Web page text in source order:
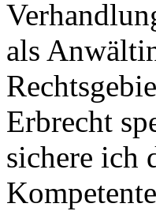
als
Erbrecht
sichere ich